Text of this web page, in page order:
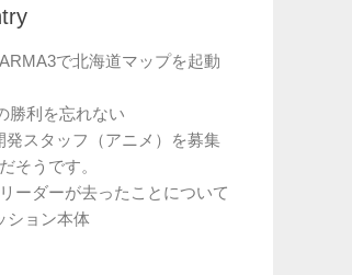
で北海道マップを起動
勝利を忘れない
発スタッフ（アニメ）を募集
そうです。
ーダーが去ったことについて
ション本体